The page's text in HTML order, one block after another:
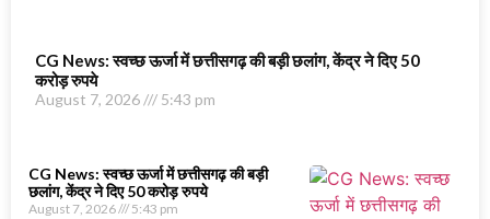
CG News: स्वच्छ ऊर्जा में छत्तीसगढ़ की बड़ी छलांग, केंद्र ने दिए 50
करोड़ रुपये
August 7, 2026 5:43 pm
CG News: स्वच्छ ऊर्जा में छत्तीसगढ़ की बड़ी
छलांग, केंद्र ने दिए 50 करोड़ रुपये
August 7, 2026 5:43 pm